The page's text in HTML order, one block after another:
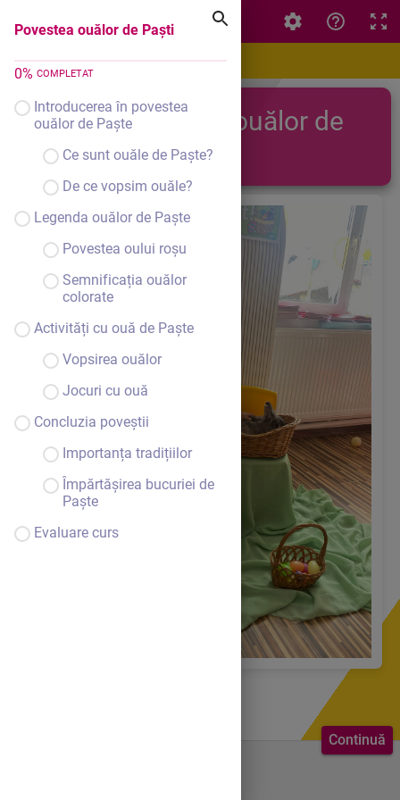
Povestea ouălor de Paști
0% COMPLETAT
Introducerea în povestea
ouălor de Paște
Ce sunt ouăle de Paște?
De ce vopsim ouăle?
Legenda ouălor de Paște
Povestea oului roșu
Semnificația ouălor
colorate
Activități cu ouă de Paște
Vopsirea ouălor
Jocuri cu ouă
Concluzia poveștii
Importanța tradițiilor
Împărtășirea bucuriei de
Paște
Evaluare curs
Continuă
Povestea ouălor de Paști
Povestea ouălor de
Paști!